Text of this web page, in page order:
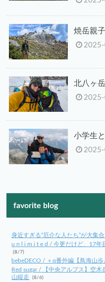
焼岳親
北八ヶ
小学生
favorite blog
身近すぎる“厄介な人たち”が大集合
u n l i m i t e d / 今更だけど、17年
(8/7)
bebeDECO / ＋α番外編【鳥海山歩
Red sugar / 【中央アルプス】空
山縦走
(8/6)